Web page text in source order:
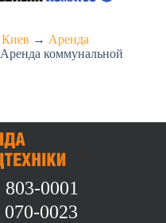
→ Аренда
Аренда коммунальной
0001
0023